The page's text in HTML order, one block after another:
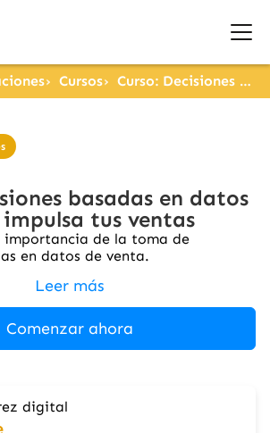
Cursos Curso: Decisiones basadas en datos – analiza e impulsa tus ventas
basadas en datos
tus ventas
importancia de la toma de
en datos de venta.
Leer más
Comenzar ahora
digital